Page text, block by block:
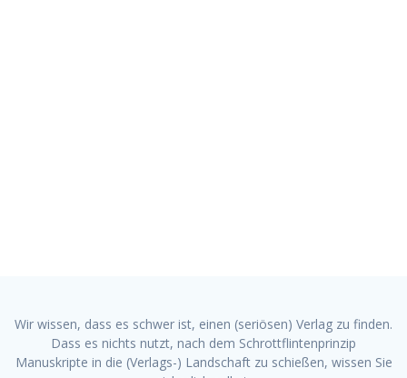
Wir wissen, dass es schwer ist, einen (seriösen) Verlag zu finden.
Dass es nichts nutzt, nach dem Schrottflintenprinzip
Manuskripte in die (Verlags-) Landschaft zu schießen, wissen Sie